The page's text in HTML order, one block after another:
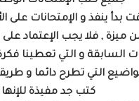
بدأ ينفذ و الإمتحانات
ميزة , فلا يجب الإعتماد
السابقة و التي تعطينا
التي تطرح دائما و